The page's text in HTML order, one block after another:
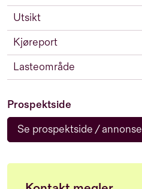
Utsikt
Kjøreport
Lasteområde
Prospektside
Se prospektside / annonse